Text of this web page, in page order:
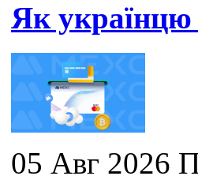
Як
05 Авг 2026